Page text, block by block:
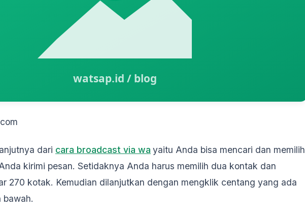
dari cara broadcast via wa yaitu Anda bisa mencari dan memilih
kirimi pesan. Setidaknya Anda harus memilih dua kontak dan
270 kotak. Kemudian dilanjutkan dengan mengklik centang yang ada
bawah.